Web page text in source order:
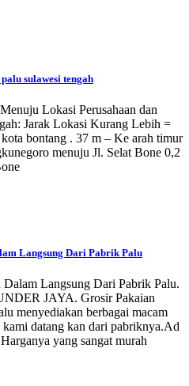
sulawesi tengah
Lokasi Perusahaan dan
Jarak Lokasi Kurang Lebih =
bontang . 37 m – Ke arah timur
menuju Jl. Selat Bone 0,2
Langsung Dari Pabrik Palu
Langsung Dari Pabrik Palu.
JAYA. Grosir Pakaian
menyediakan berbagai macam
datang kan dari pabriknya.Ad
yang sangat murah